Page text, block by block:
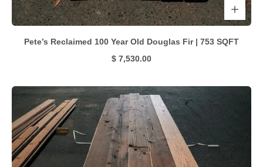
Pete’s Reclaimed 100 Year Old Douglas Fir | 753 SQFT
$ 7,530.00